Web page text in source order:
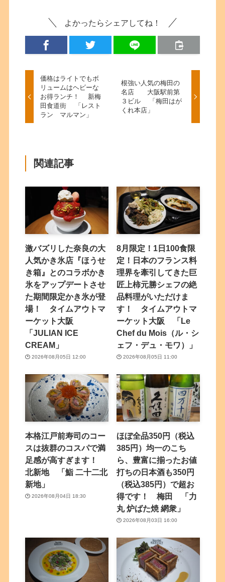
よかったらシェアしてね！
価格はライトでもボ
リュームはヘビーな
お得ランチ！ 新梅
田食道街 「レスト
ラン マルマン」
根強い人気の梅田の
名店 大阪駅前第
３ビル 「梅田はが
くれ本店」
関連記事
激バズリした奈良の大
人気かき氷店『ほうせ
き箱』とのコラボかき
氷をアップデートさせ
た期間限定かき氷が登
場！ タイムアウトマ
ーケット大阪
「JULIAN ICE
CREAM」
2026年08月05日 12:00
8月限定！1日100食限
定！日本のフランス料
理界を牽引してきた巨
匠上柿元勝シェフの絶
品料理がいただけま
す！ タイムアウトマ
ーケット大阪 「Le
Chef du Mois（ル・シ
ェフ・デュ・モワ）」
2026年08月05日 11:00
本格江戸前寿司のコー
スは抜群のコスパで満
足感が高すぎます！
北新地 「鮨 二十二北
新地」
2026年08月04日 18:30
ほぼ全品350円（税込
385円）均一のこち
ら、豊富に揃ったお値
打ちの日本酒も350円
（税込385円）で超お
得です！ 梅田 「力
丸 炉ばた焼 網衆」
2026年08月03日 16:00